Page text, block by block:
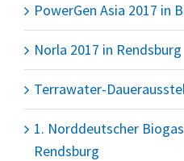
PowerGen Asia 2017 in
Norla 2017 in Rendsburg
Terrawater-
1. Norddeutscher
Rendsburg